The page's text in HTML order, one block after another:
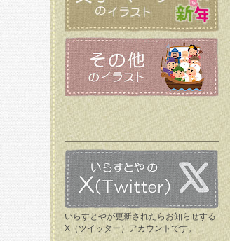
いらすとやが更新されたらお知らせする
X（ツイッター）アカウントです。